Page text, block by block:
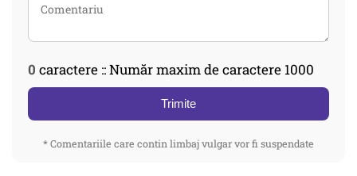
0 caractere :: Număr maxim de caractere 1000
Trimite
* Comentariile care contin limbaj vulgar vor fi suspendate